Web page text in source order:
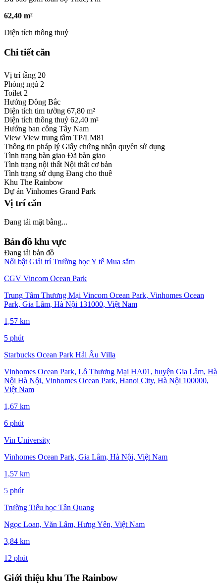
62,40 m²
Diện tích thông thuỷ
Chi tiết căn
Vị trí tầng 20
Phòng ngủ 2
Toilet 2
Hướng Đông Bắc
Diện tích tim tường 67,80 m²
Diện tích thông thuỷ 62,40 m²
Hướng ban công Tây Nam
View View trung tâm TP/LM81
Thông tin pháp lý Giấy chứng nhận quyền sử dụng
Tình trạng bàn giao Đã bàn giao
Tình trạng nội thất Nội thất cơ bản
Tình trạng sử dụng Đang cho thuê
Khu The Rainbow
Dự án Vinhomes Grand Park
Vị trí căn
Đang tải mặt bằng...
Bản đồ khu vực
Đang tải bản đồ
Nổi bật Giải trí Trường họcY tế Mua sắm
CGV Vincom Ocean Park
Trung Tâm Thương Mại Vincom Ocean Park, Vinhomes Ocean
Park, Gia Lâm, Hà Nội 131000, Việt Nam
1,57 km
5 phút
Starbucks Ocean Park Hải Âu Villa
Vinhomes Ocean Park, Lô Thương Mại HA01, huyện Gia Lâm, Hà
Nội Hà Nội, Vinhomes Ocean Park, Hanoi City, Hà Nội 100000,
Việt Nam
1,67 km
6 phút
Vin University
Vinhomes Ocean Park, Gia Lâm, Hà Nội, Việt Nam
1,57 km
5 phút
Trường Tiểu học Tân Quang
Ngọc Loan, Văn Lâm, Hưng Yên, Việt Nam
3,84 km
12 phút
Giới thiệu khu The Rainbow